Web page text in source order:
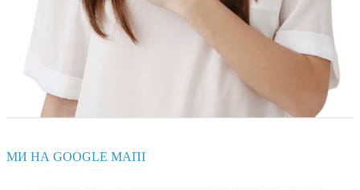
МИ НА GOOGLE МАПІ